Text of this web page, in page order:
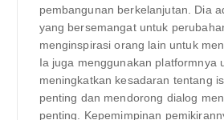
pembangunan berkelanjutan. Dia
yang bersemangat untuk
menginspirasi orang lain untuk
Ia juga menggunakan platformnya
meningkatkan kesadaran tentang
penting dan mendorong dialog
penting. Kepemimpinan